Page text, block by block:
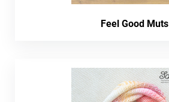
Feel Good Muts